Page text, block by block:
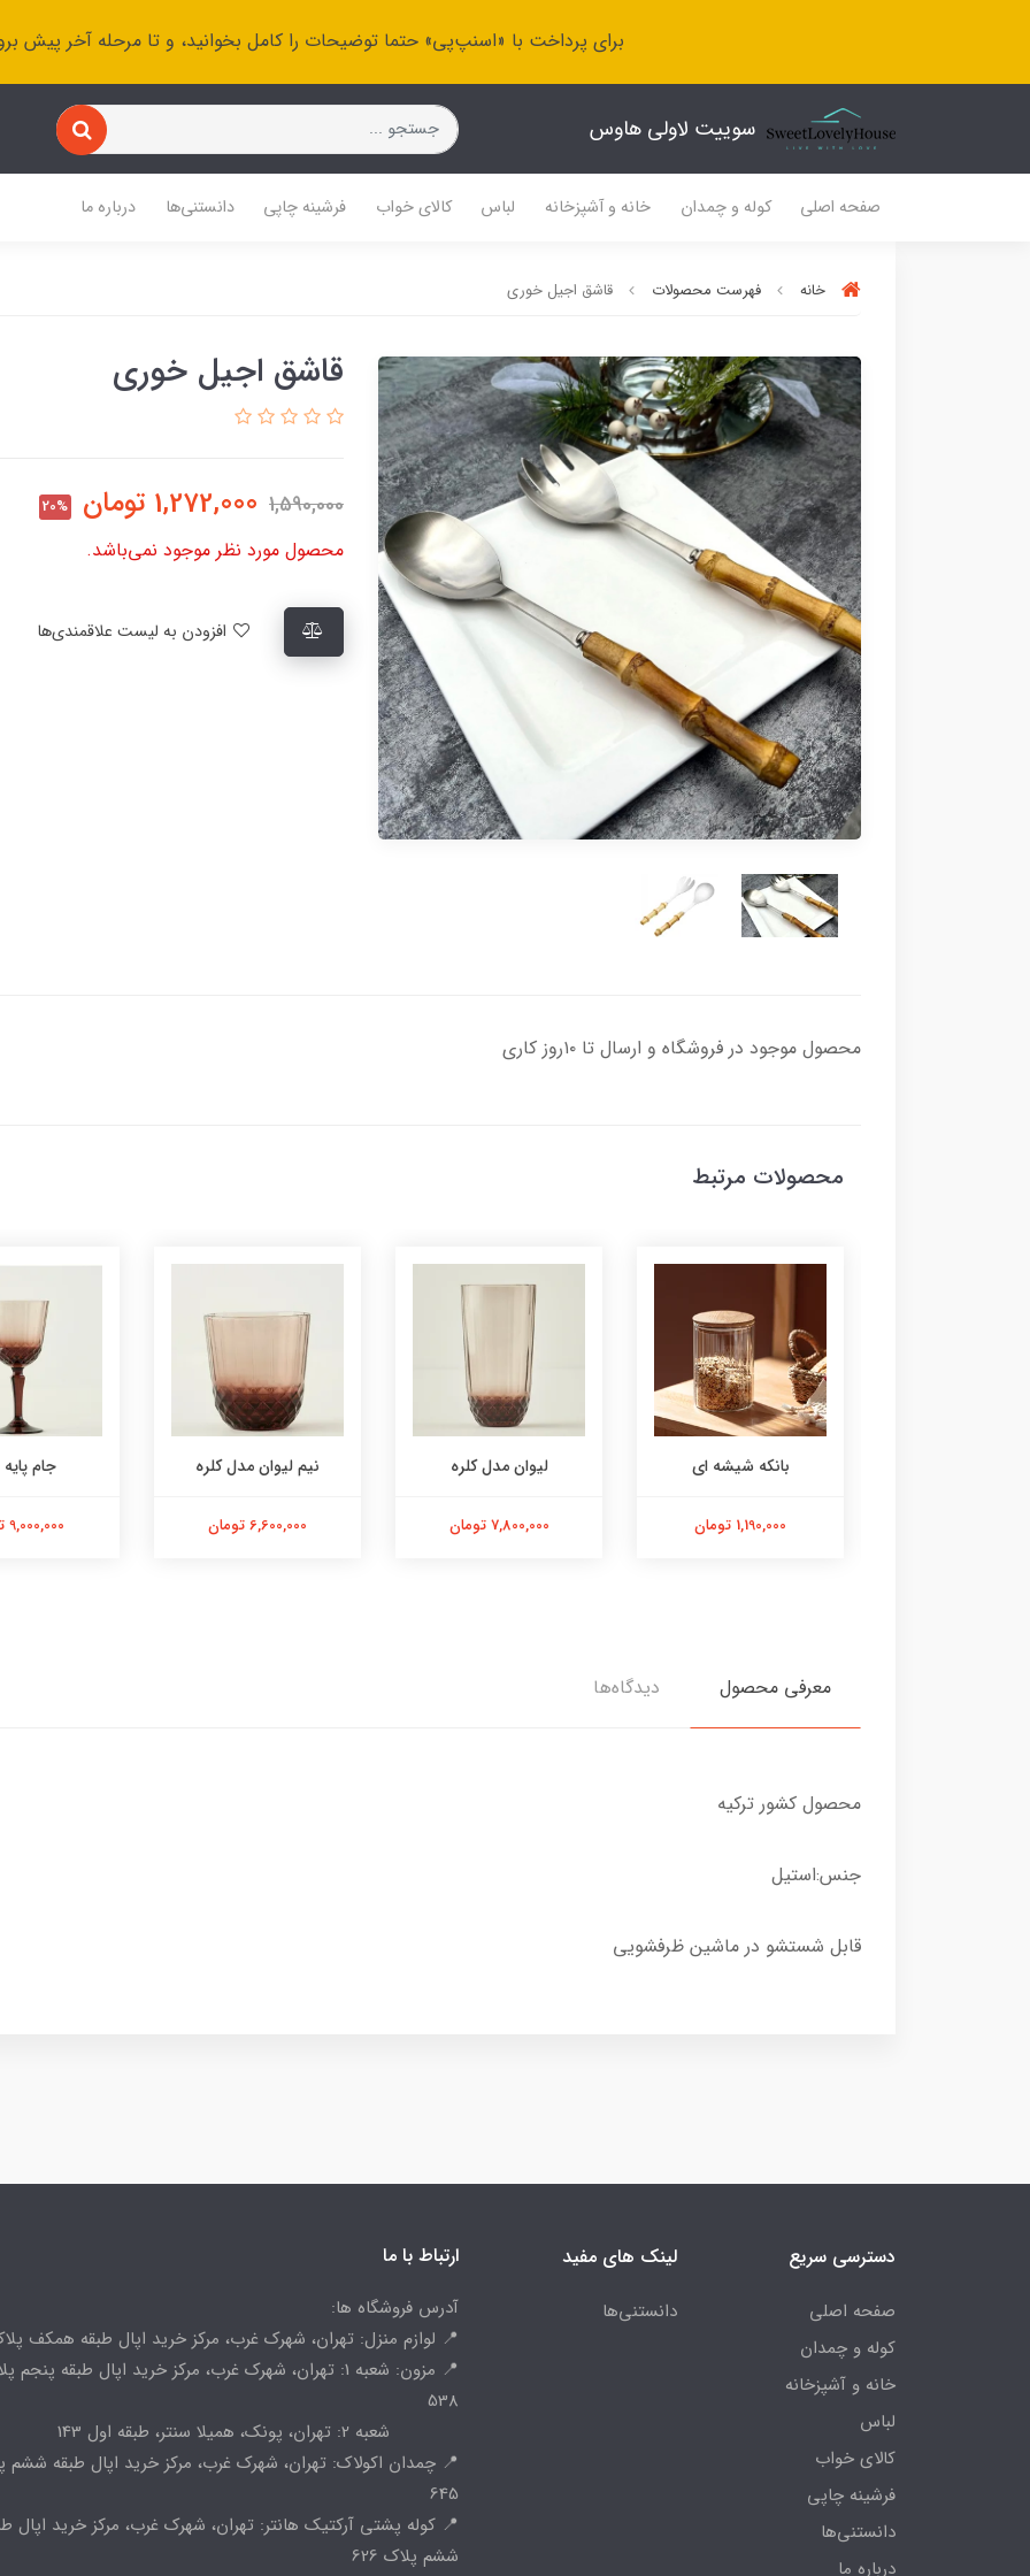
برای پرداخت با «اسنپ‌پی» حتما توضیحات را کامل بخوانید، و تا مرحله آخر پیش
سوییت لاولی هاوس
صفحه اصلی کوله و چمدان خانه و آشپزخانه لباس کالای خواب فرشینه چاپی دانستنی‌ها درباره ما
خانه فهرست محصولات قاشق اجیل خوری
قاشق اجیل خوری
1,590,000
1,272,000 تومان 20%
محصول مورد نظر موجود نمی‌باشد.
محصول موجود در فروشگاه و ارسال تا ۱۰روز کاری
محصولات مرتبط
بانکه شیشه ای
1,190,000 تومان
لیوان مدل کلره
7,800,000 تومان
نیم لیوان مدل کلره
6,600,000 تومان
جام پایه
9,000,000 تومان
معرفی محصول دیدگاه‌ها
محصول کشور ترکیه
جنس:استیل
قابل شستشو در ماشین ظرفشویی
دسترسی سریع
صفحه اصلی
کوله و چمدان
خانه و آشپزخانه
لباس
کالای خواب
فرشینه چاپی
دانستنی‌ها
درباره ما
لینک های مفید
دانستنی‌ها
ارتباط با ما
آدرس فروشگاه ها:
📍 لوازم منزل: تهران، شهرک غرب، مرکز خرید اپال طبقه همکف پلاک
📍 مزون: شعبه 1: تهران، شهرک غرب، مرکز خرید اپال طبقه پنجم
538
شعبه 2: تهران، پونک، همیلا سنتر، طبقه اول 143
📍 چمدان اکولاک: تهران، شهرک غرب، مرکز خرید اپال طبقه ششم
645
📍 کوله پشتی آرکتیک هانتر: تهران، شهرک غرب، مرکز خرید اپال
ششم پلاک 626